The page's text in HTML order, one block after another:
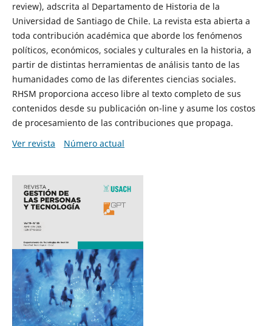
review), adscrita al Departamento de Historia de la
Universidad de Santiago de Chile. La revista esta abierta a
toda contribución académica que aborde los fenómenos
políticos, económicos, sociales y culturales en la historia, a
partir de distintas herramientas de análisis tanto de las
humanidades como de las diferentes ciencias sociales.
RHSM proporciona acceso libre al texto completo de sus
contenidos desde su publicación on-line y asume los costos
de procesamiento de las contribuciones que propaga.
Ver revista
Número actual